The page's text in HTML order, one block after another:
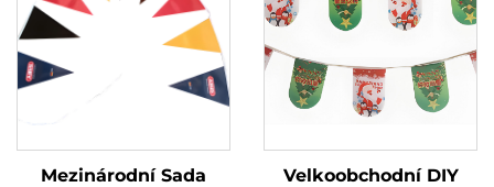
Země Visací
Individuální Řetězová
Mezinárodní Sada
Velkoobchodní DIY